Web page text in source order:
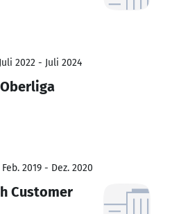
2022 - Juli 2024
2019 - Dez. 2020
Customer